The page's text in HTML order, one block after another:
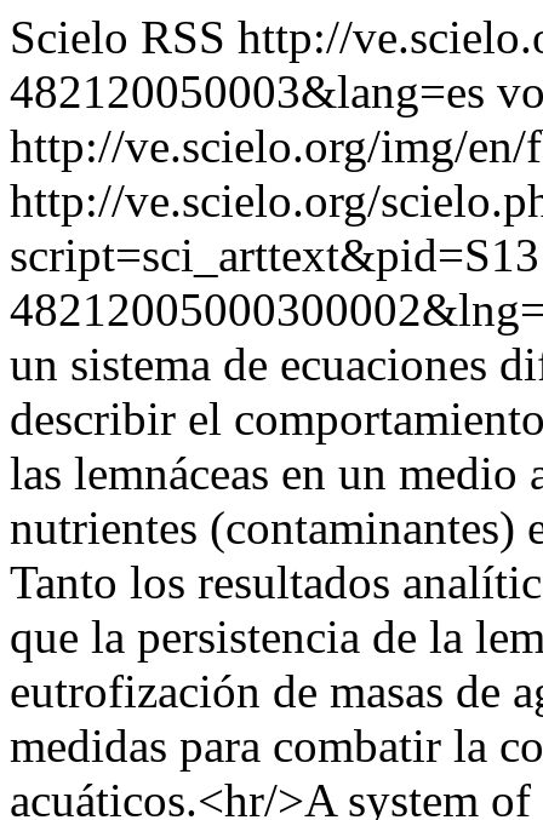
Scielo RSS http://
482120050003&lang=es
http://ve.scielo.org/img/
http://ve.scielo.org/
un sistema de ecuaciones
describir el
las lemnáceas en un
nutrientes (contaminantes)
Tanto los resultados
que la persistencia de la
eutrofización de masas de
medidas para combatir la
acuáticos.<hr/>A system